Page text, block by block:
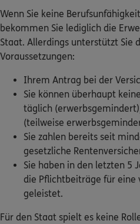
Wenn Sie keine
bekommen Sie lediglich die
Staat. Allerdings unterstützt Sie
Voraussetzungen:
Ihrem Antrag bei der
Sie können überhaupt
täglich
(teilweise
Sie zahlen bereits seit
gesetzliche
Sie haben in den letzten 5
die Pflichtbeiträge für eine
geleistet.
Für den Staat spielt es keine